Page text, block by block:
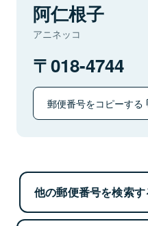
阿仁根子
アニネッコ
018-4744
郵便番号をコピーする
他の郵便番号を検索す